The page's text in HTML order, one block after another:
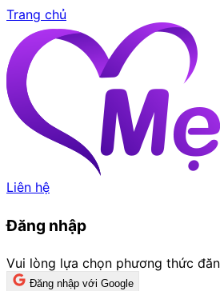
Trang chủ
Liên hệ
Đăng nhập
Vui lòng lựa chọn phương thức
Đăng nhập với Google